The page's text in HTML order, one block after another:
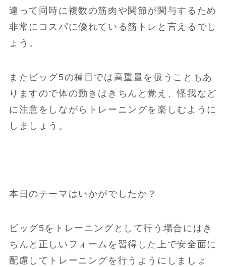
違って同時に複数の筋肉や関節が関与するため
非常にコスパに優れている筋トレと言えるでし
ょう。
またビッグ5の種目では高重量を扱うこともあ
りますので体の動きはきちんと覚え、怪我など
に注意をしながらトレーニングを楽しむように
しましょう。
本日のテーマはいかがでしたか？
ビッグ5をトレーニングとして行う場合にはき
ちんと正しいフォームを習得した上で安全面に
配慮してトレーニングを行うようにしましょ